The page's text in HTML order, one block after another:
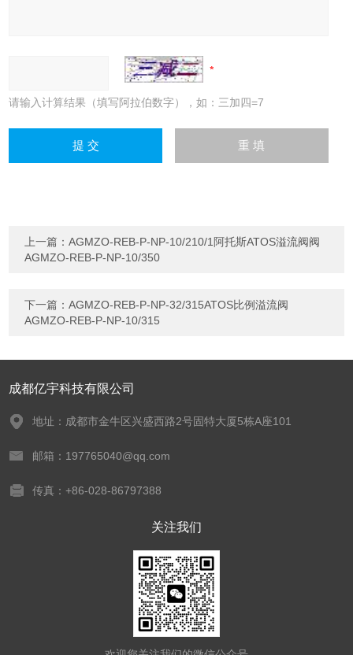
请输入计算结果（填写阿拉伯数字），如：三加四=7
上一篇：AGMZO-REB-P-NP-10/210/1阿托斯ATOS溢流阀阀
AGMZO-REB-P-NP-10/350
下一篇：AGMZO-REB-P-NP-32/315ATOS比例溢流阀
AGMZO-REB-P-NP-10/315
成都亿宇科技有限公司
地址：成都市金牛区兴盛西路2号固特大厦5栋A座101
邮箱：197765040@qq.com
传真：+86-028-86797388
关注我们